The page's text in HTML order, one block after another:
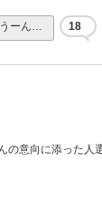
うーん… 18
の意向に添った人